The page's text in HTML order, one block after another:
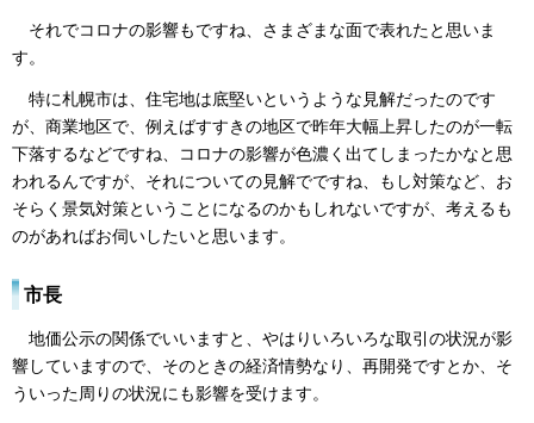
それでコロナの影響もですね、さまざまな面で表れたと思いま
す。
特に札幌市は、住宅地は底堅いというような見解だったのです
が、商業地区で、例えばすすきの地区で昨年大幅上昇したのが一転
下落するなどですね、コロナの影響が色濃く出てしまったかなと思
われるんですが、それについての見解でですね、もし対策など、お
そらく景気対策ということになるのかもしれないですが、考えるも
のがあればお伺いしたいと思います。
市長
地価公示の関係でいいますと、やはりいろいろな取引の状況が影
響していますので、そのときの経済情勢なり、再開発ですとか、そ
ういった周りの状況にも影響を受けます。